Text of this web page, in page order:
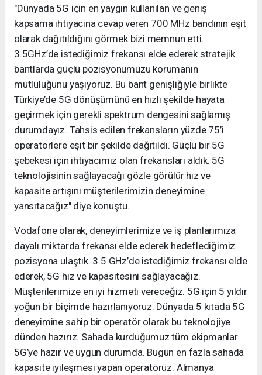
"Dünyada 5G için en yaygın kullanılan ve geniş
kapsama ihtiyacına cevap veren 700 MHz bandının eşit
olarak dağıtıldığını görmek bizi memnun etti.
3.5GHz’de istediğimiz frekansı elde ederek stratejik
bantlarda güçlü pozisyonumuzu korumanın
mutluluğunu yaşıyoruz. Bu bant genişliğiyle birlikte
Türkiye’de 5G dönüşümünü en hızlı şekilde hayata
geçirmek için gerekli spektrum dengesini sağlamış
durumdayız. Tahsis edilen frekansların yüzde 75’i
operatörlere eşit bir şekilde dağıtıldı. Güçlü bir 5G
şebekesi için ihtiyacımız olan frekansları aldık. 5G
teknolojisinin sağlayacağı gözle görülür hız ve
kapasite artışını müşterilerimizin deneyimine
yansıtacağız" diye konuştu.
Vodafone olarak, deneyimlerimize ve iş planlarımıza
dayalı miktarda frekansı elde ederek hedeflediğimiz
pozisyona ulaştık. 3.5 GHz’de istediğimiz frekansı elde
ederek, 5G hız ve kapasitesini sağlayacağız.
Müşterilerimize en iyi hizmeti vereceğiz. 5G için 5 yıldır
yoğun bir biçimde hazırlanıyoruz. Dünyada 5 kıtada 5G
deneyimine sahip bir operatör olarak bu teknolojiye
dünden hazırız. Sahada kurduğumuz tüm ekipmanlar
5G’ye hazır ve uygun durumda. Bugün en fazla sahada
kapasite iyileşmesi yapan operatörüz. Almanya